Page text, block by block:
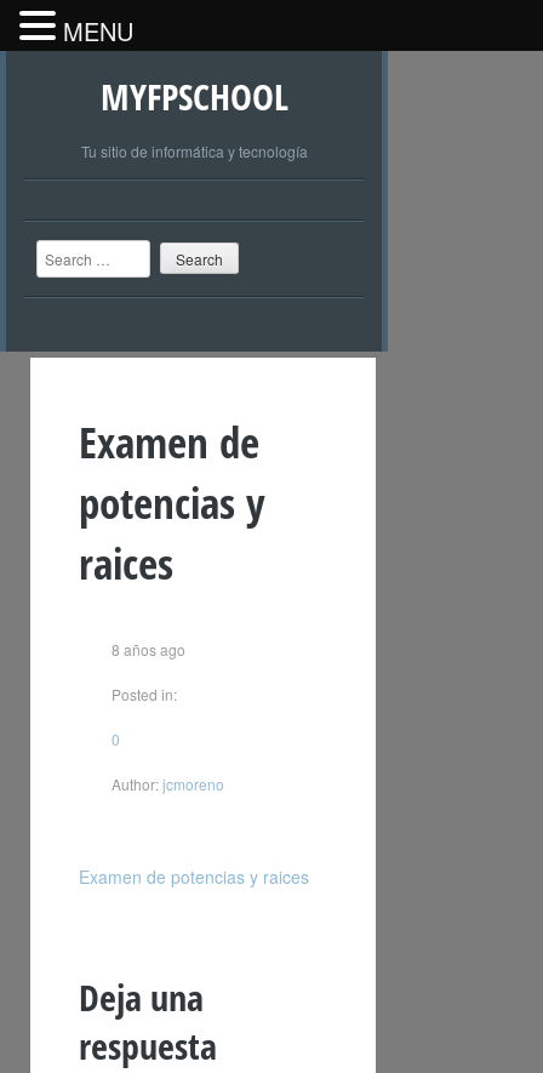
MYFPSCHOOL
Tu sitio de informática y tecnología
Search
Examen de
potencias y
raices
8 años ago
Posted in:
0
Author:jcmoreno
Examen de potencias y raices
Deja una
respuesta
MENU